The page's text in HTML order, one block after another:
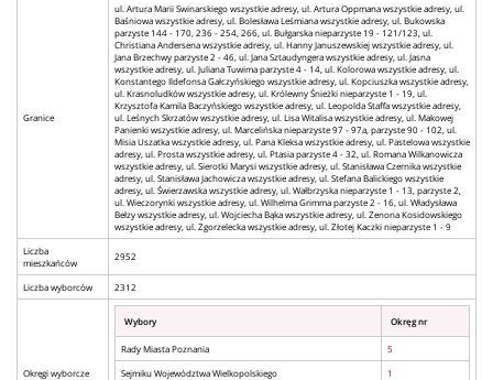
Granice
ul. Artura Marii Swinarskiego wszystkie adresy, ul. Artura Oppmana wszystkie adresy, ul.
Baśniowa wszystkie adresy, ul. Bolesława Leśmiana wszystkie adresy, ul. Bukowska
parzyste 144 - 170, 236 - 254, 266, ul. Bułgarska nieparzyste 19 - 121/123, ul.
Christiana Andersena wszystkie adresy, ul. Hanny Januszewskiej wszystkie adresy, ul.
Jana Brzechwy parzyste 2 - 46, ul. Jana Sztaudyngera wszystkie adresy, ul. Jasna
wszystkie adresy, ul. Juliana Tuwima parzyste 4 - 14, ul. Kolorowa wszystkie adresy, ul.
Konstantego Ildefonsa Gałczyńskiego wszystkie adresy, ul. Kopciuszka wszystkie adresy,
ul. Krasnoludków wszystkie adresy, ul. Królewny Śnieżki nieparzyste 1 - 19, ul.
Krzysztofa Kamila Baczyńskiego wszystkie adresy, ul. Leopolda Staffa wszystkie adresy,
ul. Leśnych Skrzatów wszystkie adresy, ul. Lisa Witalisa wszystkie adresy, ul. Makowej
Panienki wszystkie adresy, ul. Marcelińska nieparzyste 97 - 97a, parzyste 90 - 102, ul.
Misia Uszatka wszystkie adresy, ul. Pana Kleksa wszystkie adresy, ul. Pastelowa wszystkie
adresy, ul. Prosta wszystkie adresy, ul. Ptasia parzyste 4 - 32, ul. Romana Wilkanowicza
wszystkie adresy, ul. Sierotki Marysi wszystkie adresy, ul. Stanisława Czernika wszystkie
adresy, ul. Stanisława Jachowicza wszystkie adresy, ul. Stefana Balickiego wszystkie
adresy, ul. Świerzawska wszystkie adresy, ul. Wałbrzyska nieparzyste 1 - 13, parzyste 2,
ul. Wieczorynki wszystkie adresy, ul. Wilhelma Grimma parzyste 2 - 16, ul. Władysława
Bełzy wszystkie adresy, ul. Wojciecha Bąka wszystkie adresy, ul. Zenona Kosidowskiego
wszystkie adresy, ul. Zgorzelecka wszystkie adresy, ul. Złotej Kaczki nieparzyste 1 - 9
Liczba
mieszkańców
2952
Liczba wyborców 2312
Okręgi wyborcze
Wybory Okręg nr
Rady Miasta Poznania
5
Sejmiku Województwa Wielkopolskiego
1